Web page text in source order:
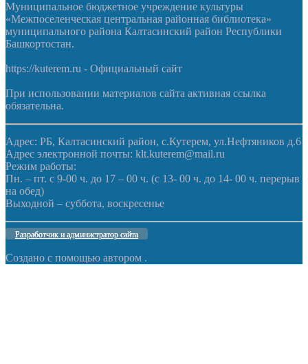
Муниципальное бюджетное учреждение культуры
«Межпоселенческая центральная районная библиотека»
муниципального района Калтасинский район Республики
Башкортостан.
https://kuterem.ru - Официальный сайт
При использовании материалов сайта активная ссылка
обязательна.
Адрес: РБ, Калтасинский район, с.Кутерем, ул.Нефтяников д.6
Адрес электронной почты: klt.kuterem@mail.ru
Режим работы:
Пн. – пт. с 9-00 ч. до 17 – 00 ч. (с 13- 00 ч. до 14- 00 ч. перерыв
на обед)
Выходной – суббота, воскресенье
Разработчик и администратор сайта
Создано с помощью автором .